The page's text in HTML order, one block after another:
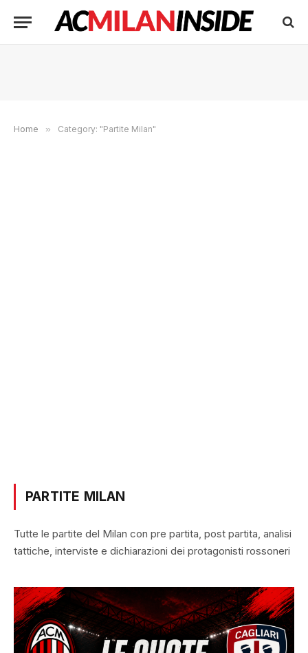
Home » Category: "Partite Milan"
PARTITE MILAN
Tutte le partite del Milan con pre partita, post partita, analisi
tattiche, interviste e dichiarazioni dei protagonisti rossoneri